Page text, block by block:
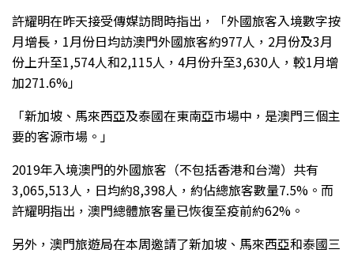
許耀明在昨天接受傳媒訪問時指出，「外國旅客入境數字按
月增長，1月份日均訪澳門外國旅客約977人，2月份及3月
份上升至1,574人和2,115人，4月份升至3,630人，較1月增
加271.6%」
「新加坡、馬來西亞及泰國在東南亞市場中，是澳門三個主
要的客源市場。」
2019年入境澳門的外國旅客（不包括香港和台灣）共有
3,065,513人，日均約8,398人，約佔總旅客數量7.5%。而
許耀明指出，澳門總體旅客量已恢復至疫前約62%。
另外，澳門旅遊局在本周邀請了新加坡、馬來西亞和泰國三